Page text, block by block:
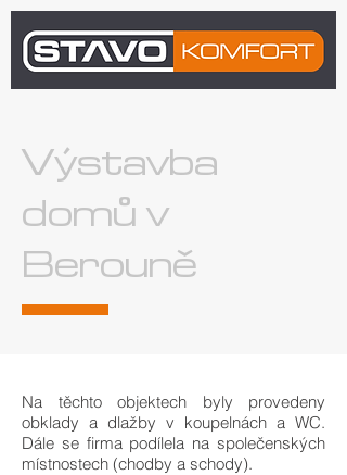
Na těchto objektech byly provedeny
obklady a dlažby v koupelnách a WC.
Dále se firma podílela na společenských
místnostech (chodby a schody).
Výstavba
domů v
Berouně